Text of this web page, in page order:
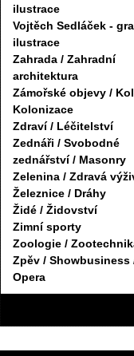
ilustrace
Vojtěch Sedláček -
ilustrace
Zahrada / Zahradní
architektura
Zámořské objevy /
Kolonizace
Zdraví / Léčitelství
Zednáři / Svobodné
zednářství / Masonry
Zelenina / Zdravá
Železnice / Dráhy
Židé / Židovství
Zimní sporty
Zoologie /
Zpěv / Showbusiness
Opera